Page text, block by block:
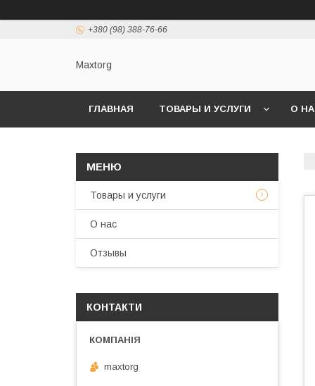
+380 (98) 388-76-66
Maxtorg
ГЛАВНАЯ ТОВАРЫ И УСЛУГИ О
Товары и услуги
О нас
Отзывы
КОНТАКТИ
maxtorg